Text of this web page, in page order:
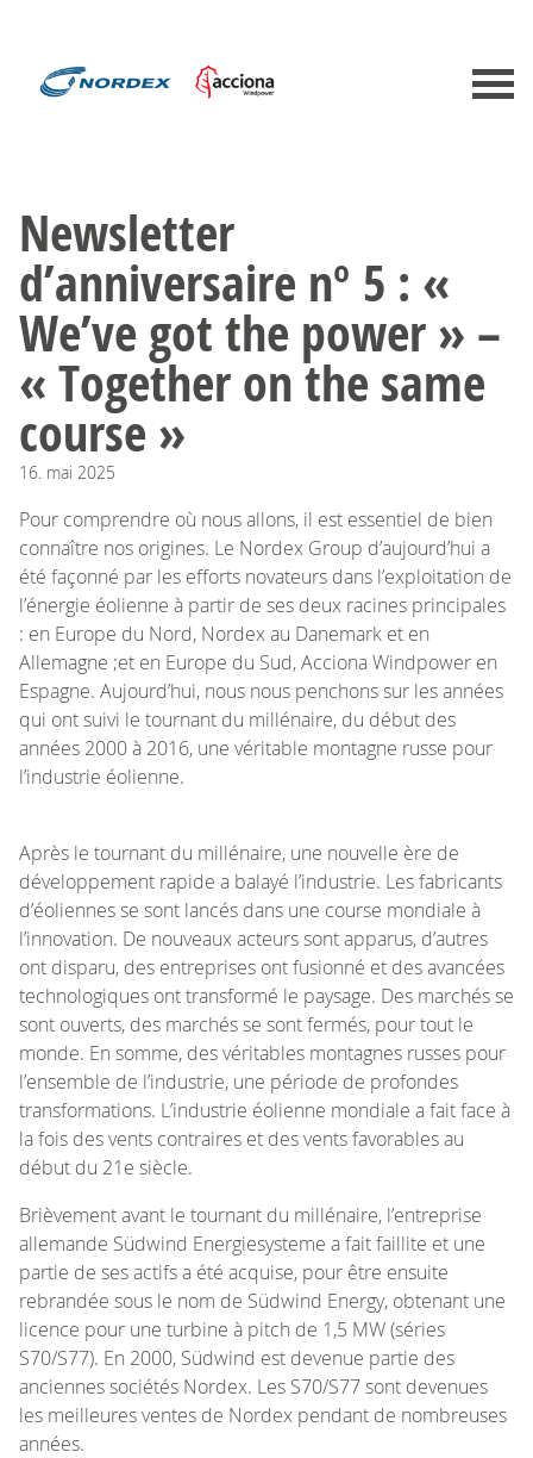
Newsletter
d’anniversaire nº 5 : «
We’ve got the power » –
« Together on the same
course »
16. mai 2025
Pour comprendre où nous allons, il est essentiel de bien
connaître nos origines. Le Nordex Group d’aujourd’hui a
été façonné par les efforts novateurs dans l’exploitation de
l’énergie éolienne à partir de ses deux racines principales
: en Europe du Nord, Nordex au Danemark et en
Allemagne ;et en Europe du Sud, Acciona Windpower en
Espagne. Aujourd’hui, nous nous penchons sur les années
qui ont suivi le tournant du millénaire, du début des
années 2000 à 2016, une véritable montagne russe pour
l’industrie éolienne.
Après le tournant du millénaire, une nouvelle ère de
développement rapide a balayé l’industrie. Les fabricants
d’éoliennes se sont lancés dans une course mondiale à
l’innovation. De nouveaux acteurs sont apparus, d’autres
ont disparu, des entreprises ont fusionné et des avancées
technologiques ont transformé le paysage. Des marchés se
sont ouverts, des marchés se sont fermés, pour tout le
monde. En somme, des véritables montagnes russes pour
l’ensemble de l’industrie, une période de profondes
transformations. L’industrie éolienne mondiale a fait face à
la fois des vents contraires et des vents favorables au
début du 21e siècle.
Brièvement avant le tournant du millénaire, l’entreprise
allemande Südwind Energiesysteme a fait faillite et une
partie de ses actifs a été acquise, pour être ensuite
rebrandée sous le nom de Südwind Energy, obtenant une
licence pour une turbine à pitch de 1,5 MW (séries
S70/S77). En 2000, Südwind est devenue partie des
anciennes sociétés Nordex. Les S70/S77 sont devenues
les meilleures ventes de Nordex pendant de nombreuses
années.